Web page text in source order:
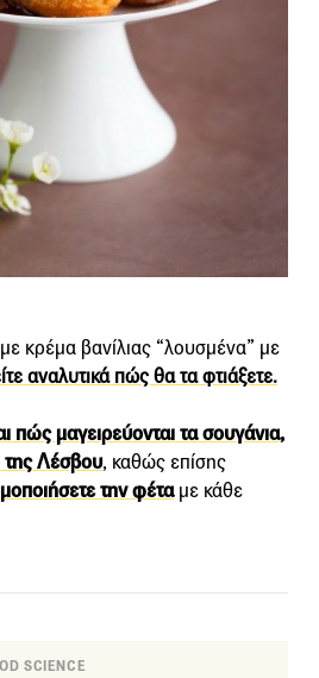
κρέμα βανίλιας “λουσμένα” με
αναλυτικά πώς θα τα φτιάξετε.
πώς μαγειρεύονται τα σουγάνια,
της Λέσβου, καθώς επίσης
την φέταμε κάθε
SCIENCE